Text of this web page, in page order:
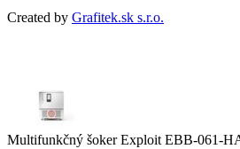
Created by Grafitek.sk s.r.o.
Multifunkčný šoker Exploit EBB-061-